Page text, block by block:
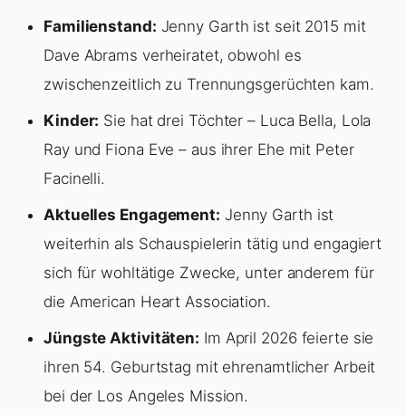
Familienstand: Jenny Garth ist seit 2015 mit
Dave Abrams verheiratet, obwohl es
zwischenzeitlich zu Trennungsgerüchten kam.
Kinder: Sie hat drei Töchter – Luca Bella, Lola
Ray und Fiona Eve – aus ihrer Ehe mit Peter
Facinelli.
Aktuelles Engagement: Jenny Garth ist
weiterhin als Schauspielerin tätig und engagiert
sich für wohltätige Zwecke, unter anderem für
die American Heart Association.
Jüngste Aktivitäten: Im April 2026 feierte sie
ihren 54. Geburtstag mit ehrenamtlicher Arbeit
bei der Los Angeles Mission.